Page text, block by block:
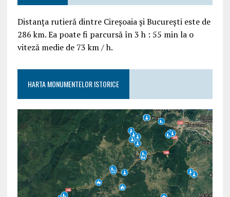
Distanța rutieră dintre Cireșoaia și București este de
286 km. Ea poate fi parcursă în 3 h : 55 min la o
viteză medie de 73 km / h.
HARTA MONUMENTELOR ISTORICE